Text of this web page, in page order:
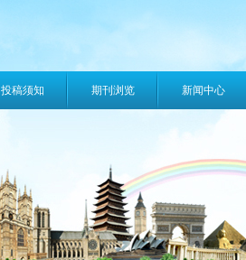
投稿须知 期刊浏览 新闻中心